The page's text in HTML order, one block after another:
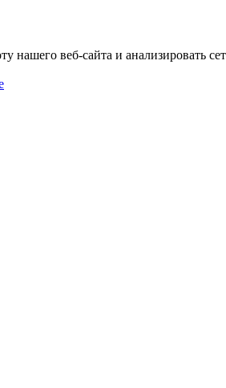
веб-сайта и анализировать